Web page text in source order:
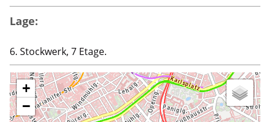
Lage:
6. Stockwerk, 7 Etage.
+
−